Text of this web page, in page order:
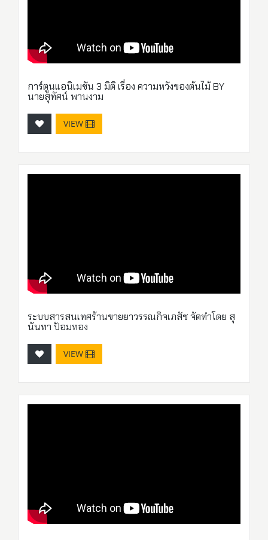
การ์ตูนแอนิเมชัน 3 มิติ เรื่อง ความหวังของต้นไม้ BY
นายสุทัศน์ พานงาม
VIEW
ระบบสารสนเทศร้านขายยาวรรณกิจเภสัช จัดทำโดย สุ
นันทา ป้อมทอง
VIEW